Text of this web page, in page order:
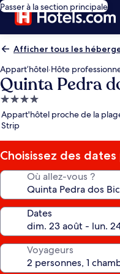
Passer à la section principale
Afficher tous les
Appart’hôtel·Hôte
Quinta Pedra
Hébergement
4.0 étoiles
Appart'hôtel proche de la
Strip
Choisissez des
Où allez-vous ?
Dates
Voyageurs